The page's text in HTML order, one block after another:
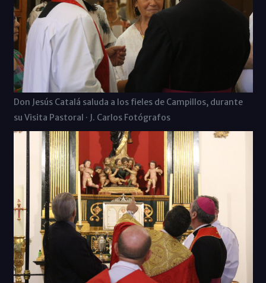
Don Jesús Catalá saluda a los fieles de Campillos, durante
su Visita Pastoral · J. Carlos Fotógrafos